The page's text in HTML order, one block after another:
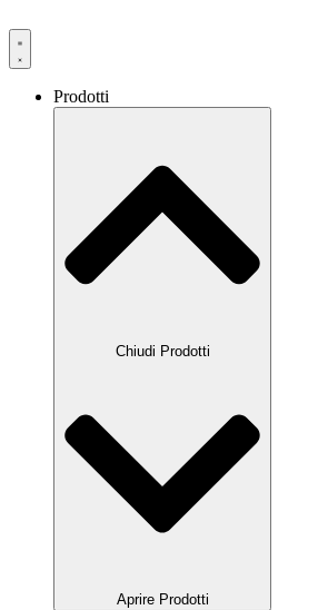
Prodotti
Chiudi Prodotti
Aprire Prodotti